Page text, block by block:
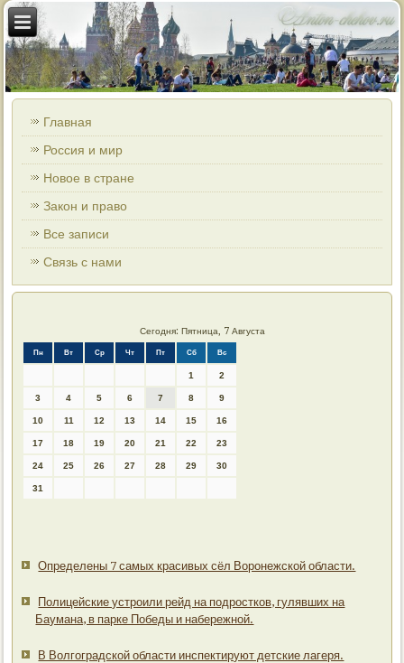
Главная
Россия и мир
Новое в стране
Закон и право
Все записи
Связь с нами
Сегодня: Пятница, 7 Августа
Пн Вт Ср Чт Пт Сб Вс
1 2
3 4 5 6 7 8 9
10 11 12 13 14 15 16
17 18 19 20 21 22 23
24 25 26 27 28 29 30
31
Определены 7 самых красивых сёл Воронежской области.
Полицейские устроили рейд на подростков, гулявших на
Баумана, в парке Победы и набережной.
В Волгоградской области инспектируют детские лагеря.